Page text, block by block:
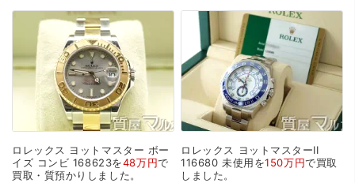
ロレックス ヨットマスター ボー
イズ コンビ 168623を48万円で
買取・質預かり しました。
ロレックス ヨットマスターII
116680 未使用を150万円で買取
しました。